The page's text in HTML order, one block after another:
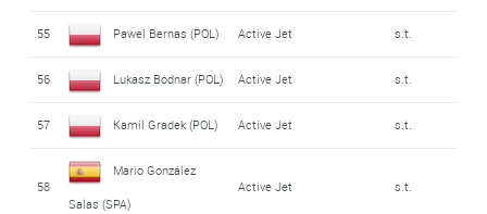
55 Pawel Bernas (POL) Active Jet s.t.
56 Lukasz Bodnar (POL) Active Jet s.t.
57 Kamil Gradek (POL) Active Jet s.t.
58
Mario González
Salas (SPA)
Active Jet s.t.